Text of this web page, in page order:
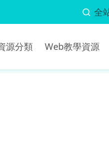
全
源分類 Web教學資源